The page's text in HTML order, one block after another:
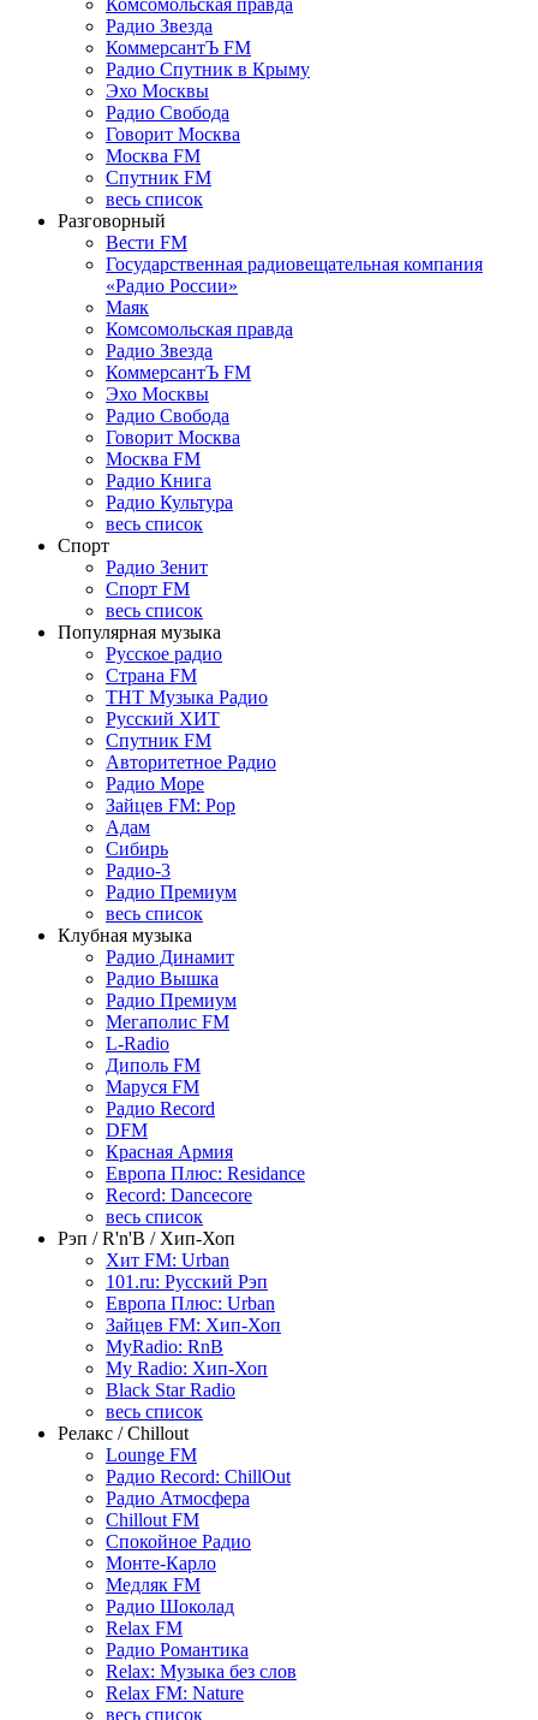
Радио Звезда
КоммерсантЪ FM
Радио Спутник в Крыму
Эхо Москвы
Радио Свобода
Говорит Москва
Москва FM
Спутник FM
весь список
Разговорный
Вести FM
Государственная радиовещательная компания
«Радио России»
Маяк
Комсомольская правда
Радио Звезда
КоммерсантЪ FM
Эхо Москвы
Радио Свобода
Говорит Москва
Москва FM
Радио Книга
Радио Культура
весь список
Спорт
Радио Зенит
Спорт FM
весь список
Популярная музыка
Русское радио
Страна FM
ТНТ Музыка Радио
Русский ХИТ
Спутник FM
Авторитетное Радио
Радио Море
Зайцев FM: Pop
Адам
Сибирь
Радио-3
Радио Премиум
весь список
Клубная музыка
Радио Динамит
Радио Вышка
Радио Премиум
Мегаполис FM
L-Radio
Диполь FM
Маруся FM
Радио Record
DFM
Красная Армия
Европа Плюс: Residance
Record: Dancecore
весь список
Рэп / R'n'B / Хип-Хоп
Хит FM: Urban
101.ru: Русский Рэп
Европа Плюс: Urban
Зайцев FM: Хип-Хоп
MyRadio: RnB
My Radio: Хип-Хоп
Black Star Radio
весь список
Релакс / Chillout
Lounge FM
Радио Record: ChillOut
Радио Атмосфера
Chillout FM
Спокойное Радио
Монте-Карло
Медляк FM
Радио Шоколад
Relax FM
Радио Романтика
Relax: Музыка без слов
Relax FM: Nature
весь список